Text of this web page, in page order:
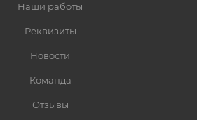
Наши работы
Реквизиты
Новости
Команда
Отзывы